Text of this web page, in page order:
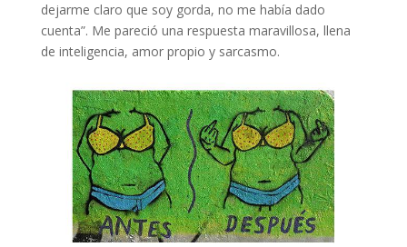
dejarme claro que soy gorda, no me había dado
cuenta”. Me pareció una respuesta maravillosa, llena
de inteligencia, amor propio y sarcasmo.